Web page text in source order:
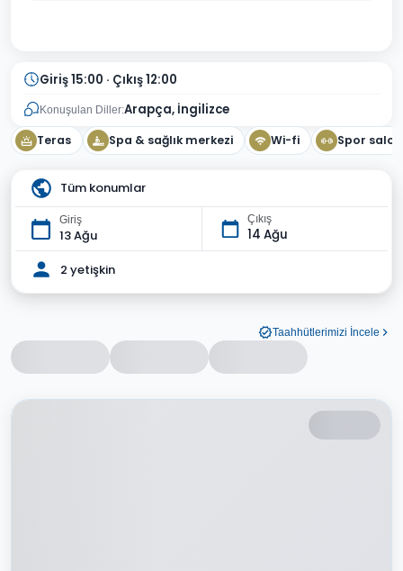
Giriş 15:00 · Çıkış 12:00
Konuşulan Diller:Arapça, İngilizce
Teras Spa & sağlık merkezi Wi-fi Spor
Tüm konumlar
Giriş
13 Ağu
Çıkış
14 Ağu
2 yetişkin
Taahhütlerimizi İncele